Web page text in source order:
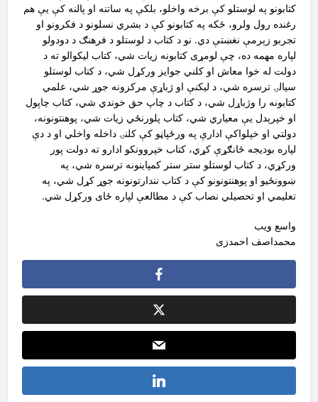
کتابونو په لوستلو کې برخه واخلو، بلکې په ساتنه او پالنه کې يې هم
رغنده رول ولرو، ځکه په کتابونو کې د بشري نسلونو د فکرونو او
تجربو زېرمې نغښتې دي. نو د کتاب د لوستلو د فرهنګ د دودولو
لپاره مهمه ده، چې لومړی کتابونه زيات شي، کتاب ليکوالو ته د
دولت له خوا معاش او کلني جوايز ورکړل شي، د کتاب لوستلو
سيالۍ ترسره شي، د ليکنې او ژباړې مرکزونه جوړ شي، علمي
کتابونه را وژباړل شي، د کتاب د چاپ حق خوندي شي، کتاب چاپول
او خپرېدل يې معياري شي، کتاب پلورنځي زيات شي، پوهنتونونه،
دولتي او خپلواکې ادارې په ورځپاڼو کې کلنۍ داخله واخلي او د دې
لپاره بوديجه ځانګړې کړي، کتاب خپروونکو ادارو ته دولت پور
ورکړي، د کتاب لوستلو ستر ستر کمپاينونه ترسره شي، په
ښوونځيو او پوهنتونونو کې د کتاب نندارتونونه جوړ کړل شي، په
تعليمي او تحصيلي نصاب کې د مطالعې لپاره ځای ورکړل شي.
واسع ویب
محمداصف احمدزى